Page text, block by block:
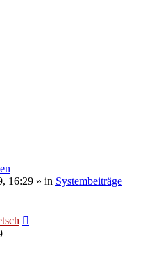
16:29 » in Systembeiträge